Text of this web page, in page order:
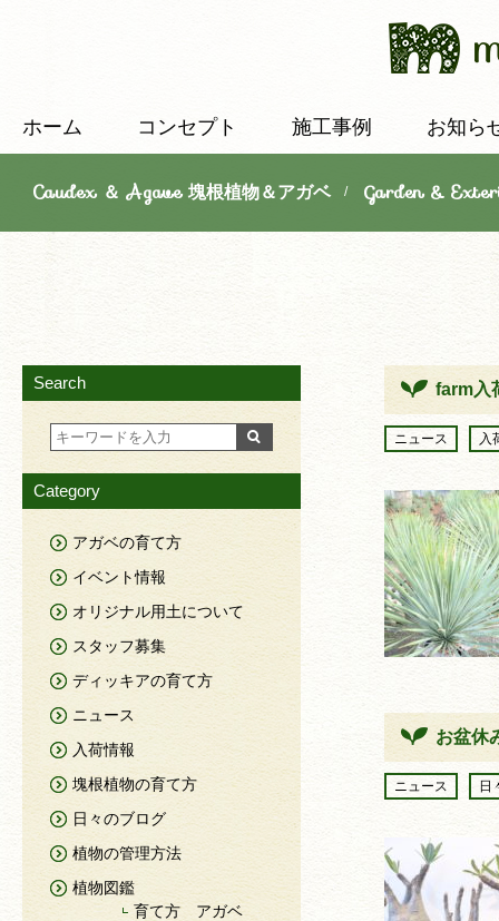
ホーム コンセプト 施工事例 お知ら
Caudex ＆ Agave 塊根植物＆アガベ/Garden &
farm入
ニュース 入
お盆休
ニュース 日
Search
Category
アガベの育て方
イベント情報
オリジナル用土について
スタッフ募集
ディッキアの育て方
ニュース
入荷情報
塊根植物の育て方
日々のブログ
植物の管理方法
植物図鑑
育て方 アガベ